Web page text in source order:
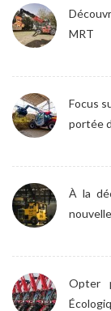
MRT
Focus
portée
À la
Opter